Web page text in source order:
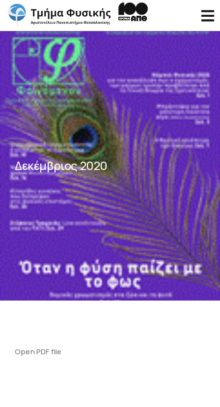
Δεκέμβριος 2020
Open PDF file